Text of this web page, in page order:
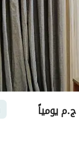
ج.ميومياً